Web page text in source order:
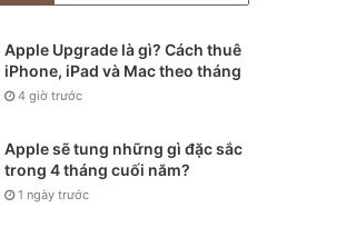
Apple Upgrade là gì? Cách thuê
iPhone, iPad và Mac theo tháng
4 giờ trước
Apple sẽ tung những gì đặc sắc
trong 4 tháng cuối năm?
1 ngày trước